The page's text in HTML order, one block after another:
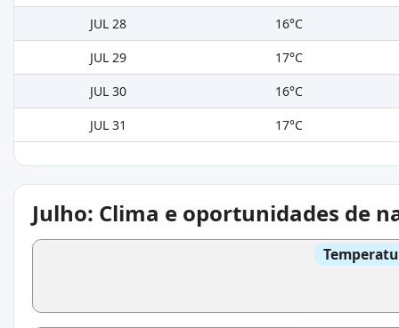
JUL 28
16°C
JUL 29
17°C
JUL 30
16°C
JUL 31
17°C
Julho: Clima e oportunidades de